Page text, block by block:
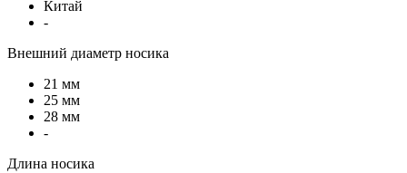
Китай
-
Внешний диаметр носика
21 мм
25 мм
28 мм
-
Длина носика